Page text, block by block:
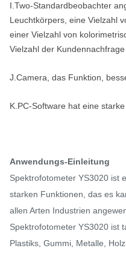
I.Two-Standardbeobachter
Leuchtkörpers, eine Vielzahl
einer Vielzahl von
Vielzahl der
J.Camera, das Funktion,
K.PC-Software hat eine
Anwendungs-Einleitung
Spektrofotometer YS3020 ist
starken Funktionen, das es
allen Arten Industrien
Spektrofotometer YS3020 ist
Plastiks, Gummi, Metalle,